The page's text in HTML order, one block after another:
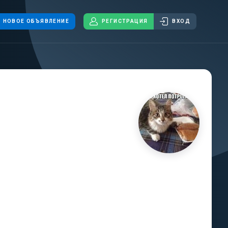
НОВОЕ ОБЪЯВЛЕНИЕ РЕГИСТРАЦИЯ ВХОД